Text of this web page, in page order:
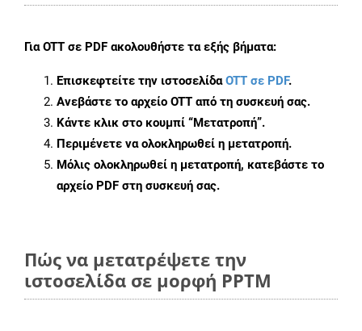
ΓιαOTT σε PDF ακολουθήστε τα εξής βήματα:
Επισκεφτείτε την ιστοσελίδαOTT σε PDF.
Ανεβάστε το αρχείο OTT από τη συσκευή σας.
Κάντε κλικ στο κουμπί “Μετατροπή”.
Περιμένετε να ολοκληρωθεί η μετατροπή.
Μόλις ολοκληρωθεί η μετατροπή, κατεβάστε το
αρχείο PDF στη συσκευή σας.
Πώς να μετατρέψετε την
ιστοσελίδα σε μορφή PPTM